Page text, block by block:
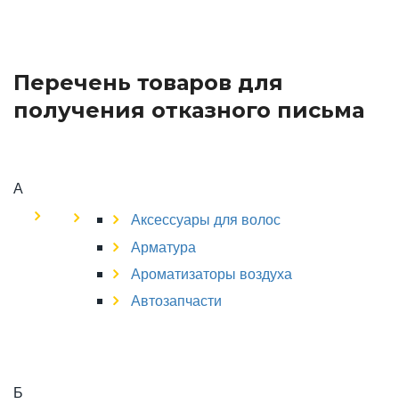
Перечень товаров для
получения отказного письма
А
Аксессуары для волос
Арматура
Ароматизаторы воздуха
Автозапчасти
Б